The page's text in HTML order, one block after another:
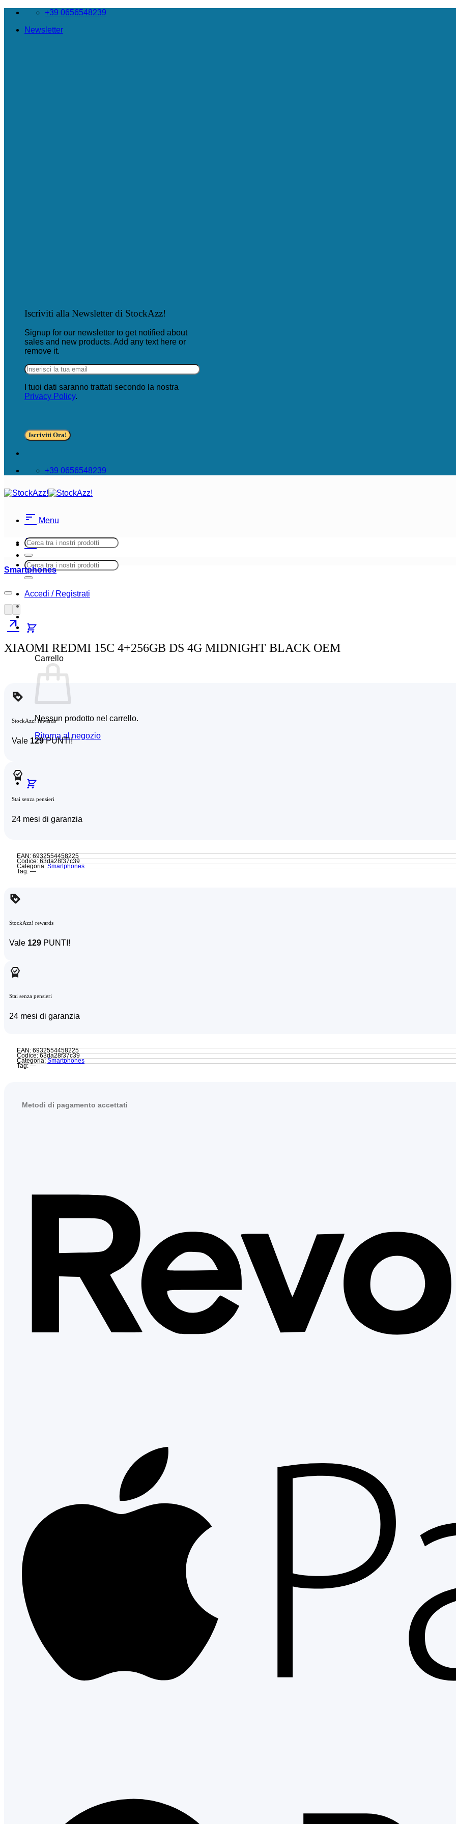
Salta
contenuti
+39 0656548239
Newsletter
Iscriviti alla Newsletter di StockAzz!
Signup for our newsletter to get notified about
sales and new products. Add any text here or
remove it.
I tuoi dati saranno trattati secondo la nostra
Privacy Policy.
+39 0656548239
sort Menu
sort Menu
Cerca:
Accedi / Registrati
Carrello
Nessun prodotto nel carrello.
Ritorna al negozio
Cerca:
Smartphones
arrow_outward
XIAOMI REDMI 15C 4+256GB DS 4G MIDNIGHT BLACK OEM
StockAzz! rewards
Vale 129 PUNTI!
Stai senza pensieri
24 mesi di garanzia
EAN: 6932554458225
Codice: 63da28f37c39
Categoria:Smartphones
Tag: —
StockAzz! rewards
Vale 129 PUNTI!
Stai senza pensieri
24 mesi di garanzia
EAN: 6932554458225
Codice: 63da28f37c39
Categoria:Smartphones
Tag: —
Metodi di pagamento accettati